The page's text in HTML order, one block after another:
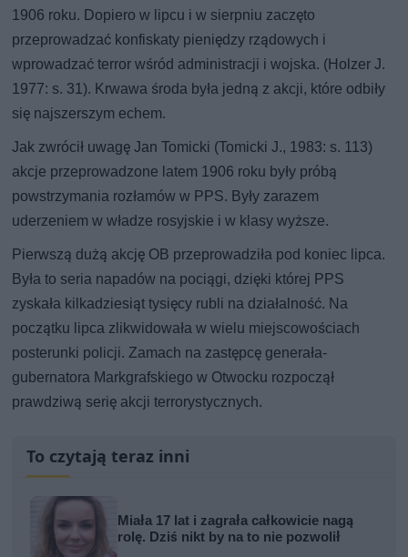
1906 roku. Dopiero w lipcu i w sierpniu zaczęto
przeprowadzać konfiskaty pieniędzy rządowych i
wprowadzać terror wśród administracji i wojska. (Holzer J.
1977: s. 31). Krwawa środa była jedną z akcji, które odbiły
się najszerszym echem.
Jak zwrócił uwagę Jan Tomicki (Tomicki J., 1983: s. 113)
akcje przeprowadzone latem 1906 roku były próbą
powstrzymania rozłamów w PPS. Były zarazem
uderzeniem w władze rosyjskie i w klasy wyższe.
Pierwszą dużą akcję OB przeprowadziła pod koniec lipca.
Była to seria napadów na pociągi, dzięki której PPS
zyskała kilkadziesiąt tysięcy rubli na działalność. Na
początku lipca zlikwidowała w wielu miejscowościach
posterunki policji. Zamach na zastępcę generała-
gubernatora Markgrafskiego w Otwocku rozpoczął
prawdziwą serię akcji terrorystycznych.
To czytają teraz inni
Miała 17 lat i zagrała całkowicie nagą
rolę. Dziś nikt by na to nie pozwolił